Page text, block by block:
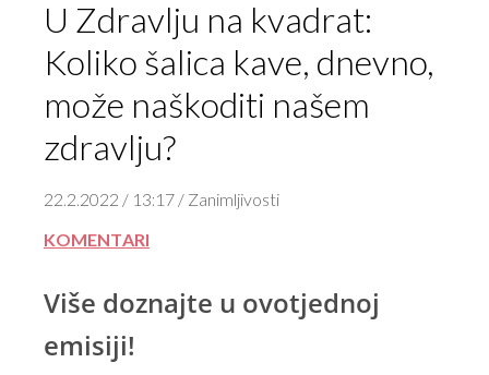
U Zdravlju na kvadrat:
Koliko šalica kave, dnevno,
može naškoditi našem
zdravlju?
22.2.2022 / 13:17 / Zanimljivosti
KOMENTARI
Više doznajte u ovotjednoj
emisiji!